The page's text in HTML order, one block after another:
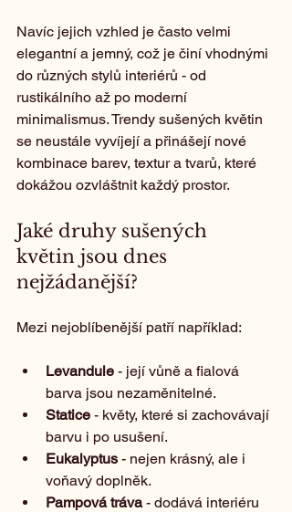
Navíc jejich vzhled je často velmi
elegantní a jemný, což je činí vhodnými
do různých stylů interiérů - od
rustikálního až po moderní
minimalismus. Trendy sušených květin
se neustále vyvíjejí a přinášejí nové
kombinace barev, textur a tvarů, které
dokážou ozvláštnit každý prostor.
Jaké druhy sušených
květin jsou dnes
nejžádanější?
Mezi nejoblíbenější patří například:
Levandule - její vůně a fialová
barva jsou nezaměnitelné.
Statice - květy, které si zachovávají
barvu i po usušení.
Eukalyptus - nejen krásný, ale i
voňavý doplněk.
Pampová tráva - dodává interiéru